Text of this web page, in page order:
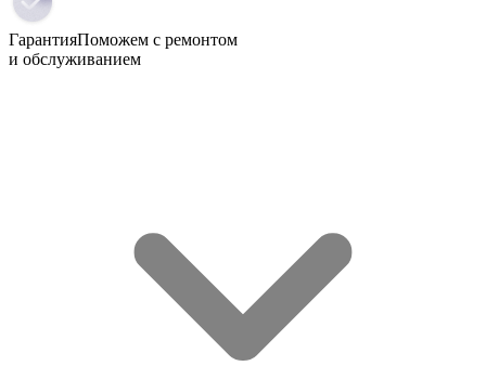
ГарантияПоможем с ремонтом
и обслуживанием